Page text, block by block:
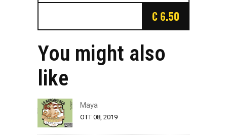
€ 6.50
You might also
like
Maya
OTT 08, 2019